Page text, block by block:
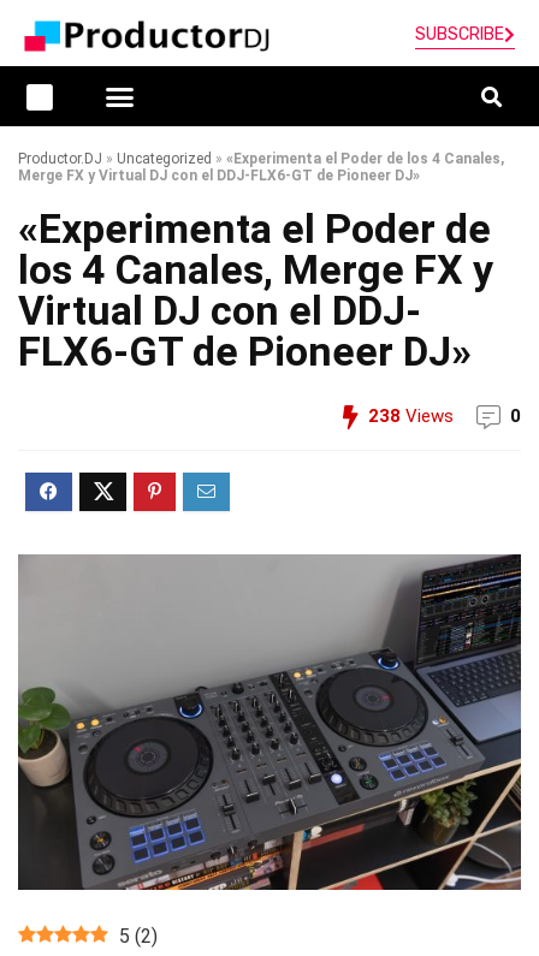
SUBSCRIBE
Productor.DJ » Uncategorized » «Experimenta el Poder de los 4 Canales,
Merge FX y Virtual DJ con el DDJ-FLX6-GT de Pioneer DJ»
«Experimenta el Poder de
los 4 Canales, Merge FX y
Virtual DJ con el DDJ-
FLX6-GT de Pioneer DJ»
238 Views 0
5 (2)